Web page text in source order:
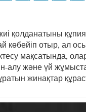
қолданатыны
көбейіп отыр, ал
мақсатында,
алу және үй
жинақтар